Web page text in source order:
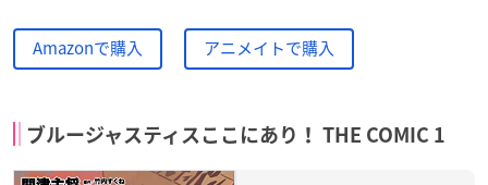
Amazonで購入 アニメイトで購入
ブルージャスティスここにあり！ THE COMIC 1